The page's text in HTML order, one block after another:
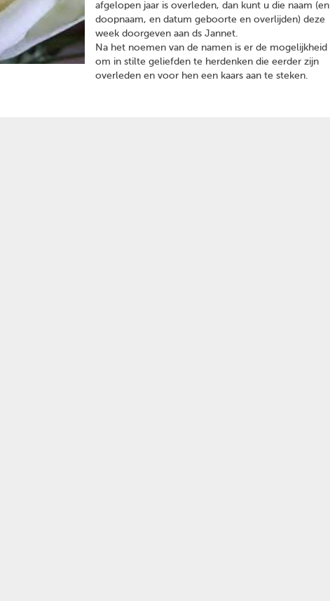
afgelopen jaar is overleden, dan kunt u die naam (en
doopnaam, en datum geboorte en overlijden) deze
week doorgeven aan ds Jannet.
Na het noemen van de namen is er de mogelijkheid
om in stilte geliefden te herdenken die eerder zijn
overleden en voor hen een kaars aan te steken.